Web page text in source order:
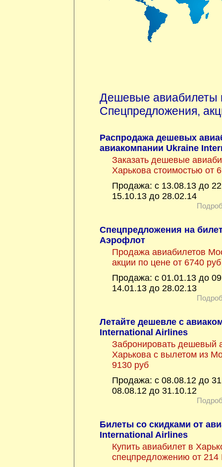
Дешевые авиабилеты
Спецпредложения,
Распродажа дешевых
авиакомпании Ukraine
Заказать дешевые
Харькова стоимостью от
Продажа: с 13.08.13 до
15.10.13 до 28.02.14
Спецпредложения на
Аэрофлот
Продажа авиабилетов
акции по цене от 6740 руб
Продажа: с 01.01.13 до
14.01.13 до 28.02.13
Летайте дешевле с
International Airlines
Забронировать дешевый
Харькова с вылетом из
9130 руб
Продажа: с 08.08.12 до
08.08.12 до 31.10.12
Билеты со скидками от
International Airlines
Купить авиабилет в
спецпредложению от 214